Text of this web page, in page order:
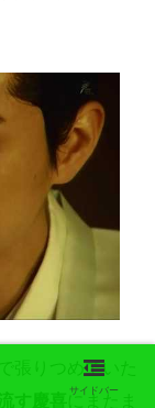
張りつめていた
す慶喜 にまたま
サイドバー